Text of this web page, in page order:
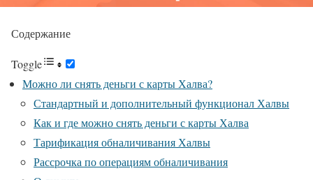
Содержание
Toggle
Можно ли снять деньги с карты Халва?
Стандартный и дополнительный функционал Халвы
Как и где можно снять деньги с карты Халва
Тарификация обналичивания Халвы
Рассрочка по операциям обналичивания